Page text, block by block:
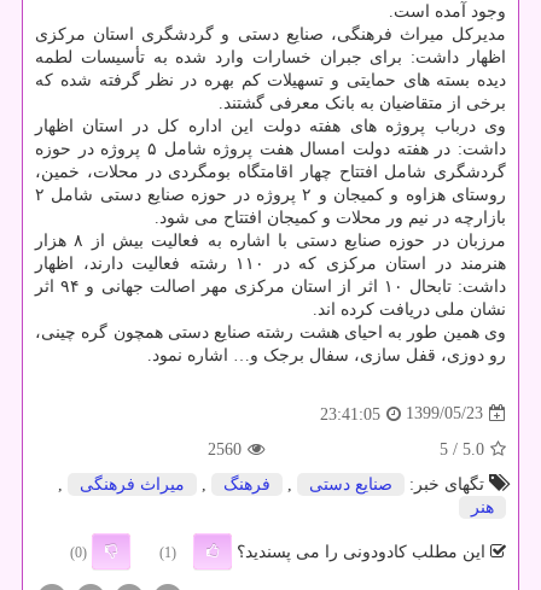
وجود آمده است.
مدیرکل میراث فرهنگی، صنایع دستی و گردشگری استان مرکزی
اظهار داشت: برای جبران خسارات وارد شده به تأسیسات لطمه
دیده بسته های حمایتی و تسهیلات کم بهره در نظر گرفته شده که
برخی از متقاضیان به بانک معرفی گشتند.
وی درباب پروژه های هفته دولت این اداره کل در استان اظهار
داشت: در هفته دولت امسال هفت پروژه شامل ۵ پروژه در حوزه
گردشگری شامل افتتاح چهار اقامتگاه بومگردی در محلات، خمین،
روستای هزاوه و کمیجان و ۲ پروژه در حوزه صنایع دستی شامل ۲
بازارچه در نیم ور محلات و کمیجان افتتاح می شود.
مرزبان در حوزه صنایع دستی با اشاره به فعالیت بیش از ۸ هزار
هنرمند در استان مرکزی که در ۱۱۰ رشته فعالیت دارند، اظهار
داشت: تابحال ۱۰ اثر از استان مرکزی مهر اصالت جهانی و ۹۴ اثر
نشان ملی دریافت کرده اند.
وی همین طور به احیای هشت رشته صنایع دستی همچون گره چینی،
رو دوزی، قفل سازی، سفال برجک و… اشاره نمود.
1399/05/23
23:41:05
5.0
/ 5
2560
تگهای خبر:
صنایع دستی , فرهنگ , میراث فرهنگی
,
هنر
این مطلب کادودونی را می پسندید؟ (1)
(0)